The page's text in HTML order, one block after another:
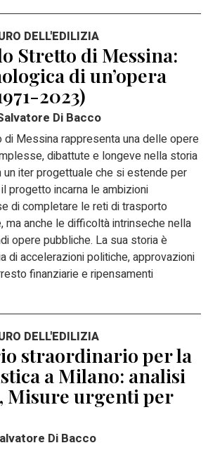
DELL'EDILIZIA
Stretto di Messina:
di un’opera
2023)
Di Bacco
Messina rappresenta una delle opere
dibattute e longeve nella storia
un iter progettuale che si estende per
progetto incarna le ambizioni
di completare le reti di trasporto
ma anche le difficoltà intrinseche nella
opere pubbliche. La sua storia è
di accelerazioni politiche, approvazioni
finanziarie e ripensamenti
DELL'EDILIZIA
straordinario per la
a Milano: analisi
Misure urgenti per
Di Bacco